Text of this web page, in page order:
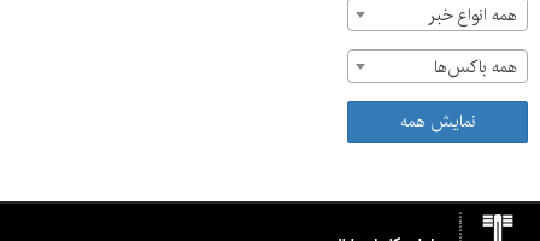
همه انواع خبر
همه باکس‌ها
نمایش همه